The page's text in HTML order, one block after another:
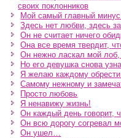
своих поклонников
Мой самый главный
Здесь нет любви, здесь
Он не считает ничего
Она все время твердит,
Он нежно ласкал мой лоб,
Но его девушка снова
Я желаю каждому
Самому нежному и
Просто любовь
Я ненавижу жизнь!
Он каждый день говорит,
Он всю дорогу согревал
Он ушел…